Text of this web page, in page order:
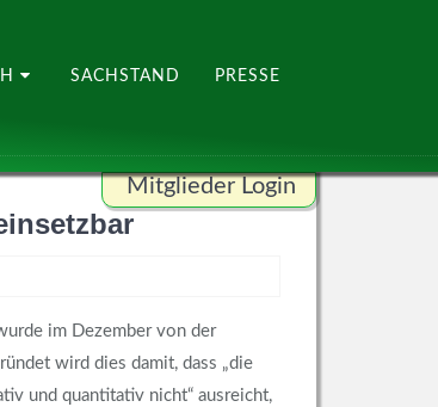
SACHSTAND PRESSE
Mitglieder Login
Benutzername
Passwort
im Dezember von der
wird dies damit, dass „die
und quantitativ nicht“ ausreicht,